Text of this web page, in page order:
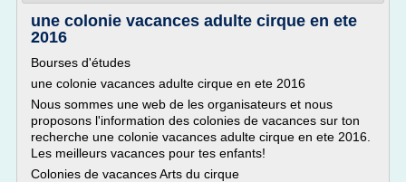
une colonie vacances adulte cirque en ete
2016
Bourses d'études
une colonie vacances adulte cirque en ete 2016
Nous sommes une web de les organisateurs et nous
proposons l'information des colonies de vacances sur ton
recherche une colonie vacances adulte cirque en ete 2016.
Les meilleurs vacances pour tes enfants!
Colonies de vacances Arts du cirque